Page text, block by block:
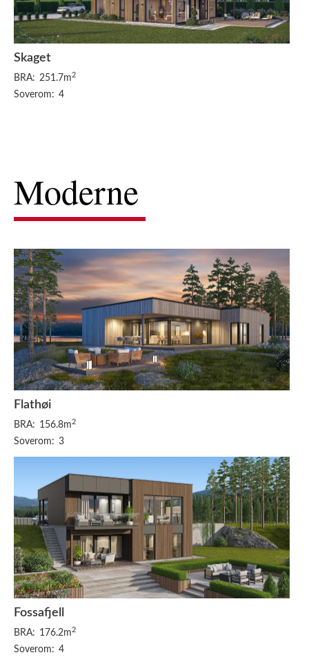
Skaget
BRA: 251.7m 2
Soverom: 4
Moderne
Flathøi
BRA: 156.8m 2
Soverom: 3
Fossafjell
BRA: 176.2m 2
Soverom: 4